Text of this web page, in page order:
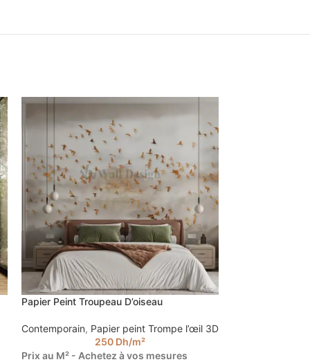
Papier Peint Troupeau D’oiseau
Contemporain, Papier peint Trompe l’œil 3D
250 Dh/m²
Prix au M² - Achetez à vos mesures